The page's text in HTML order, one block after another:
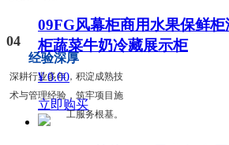
04
经验深厚
深耕行业多年，积淀成熟技
术与管理经验，筑牢项目施
工服务根基。
09FG风幕柜商用水果保鲜
柜蔬菜牛奶冷藏展示柜
¥ 0.00
立即购买